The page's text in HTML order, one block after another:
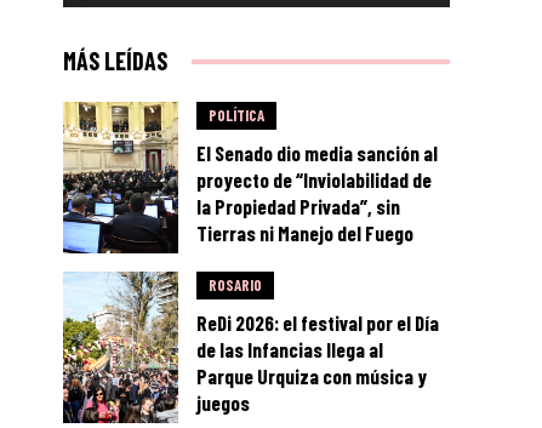
MÁS LEÍDAS
POLÍTICA
El Senado dio media sanción al
proyecto de “Inviolabilidad de
la Propiedad Privada”, sin
Tierras ni Manejo del Fuego
ROSARIO
ReDi 2026: el festival por el Día
de las Infancias llega al
Parque Urquiza con música y
juegos